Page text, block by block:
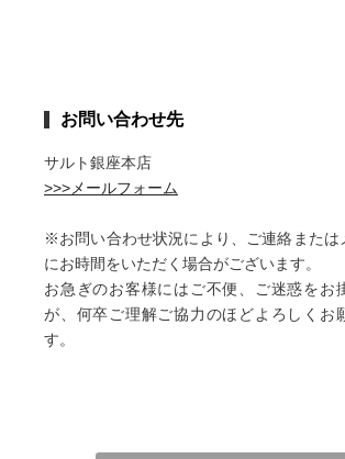
お問い合わせ先
サルト銀座本店
>>>メールフォーム
※お問い合わせ状況により、ご連絡または
にお時間をいただく場合がございます。
お急ぎのお客様にはご不便、ご迷惑をお
が、何卒ご理解ご協力のほどよろしくお
す。